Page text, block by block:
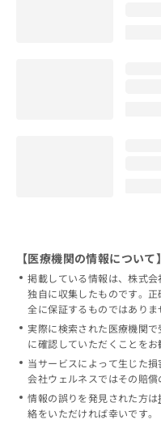
【医療機関の情報について】
掲載している情報は、株式
独自に収集したものです。
全に保証するものではありま
実際に検索された医療機関
に確認していただくことをお
当サービスによって生じた
会社ウェルネスではその賠償
情報の誤りを発見された方は
絡をいただければ幸いです。